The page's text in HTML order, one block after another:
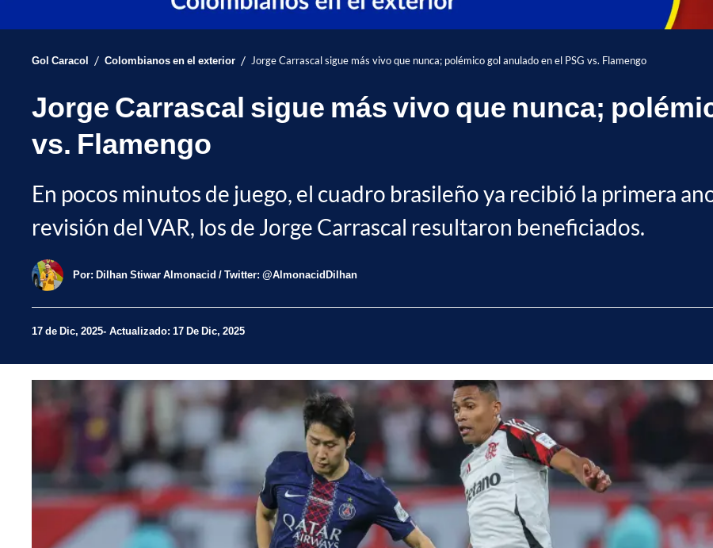
Gol Caracol / Colombianos en el exterior / Jorge Carrascal sigue más vivo que nunca; polémico gol anulado en el PSG vs. Flamengo
Jorge Carrascal sigue más vivo que nunca;
vs. Flamengo
En pocos minutos de juego, el cuadro brasileño ya recibió la primera
revisión del VAR, los de Jorge Carrascal resultaron beneficiados.
Por: Dilhan Stiwar Almonacid / Twitter: @AlmonacidDilhan
17 de Dic, 2025 Actualizado: 17 De Dic, 2025